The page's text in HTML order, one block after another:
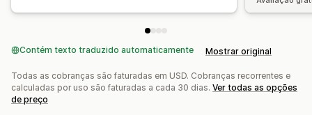
Contém texto traduzido automaticamente Mostrar original
Todas as cobranças são faturadas em USD. Cobranças recorrentes e
calculadas por uso são faturadas a cada 30 dias. Ver todas as opções
de preço